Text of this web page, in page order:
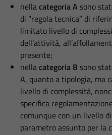
nellacategoria A sono
di “regola tecnica” di
limitato livello di
dell’attività,
presente;
nellacategoria B sono
A, quanto a tipologia, ma
livello di complessità,
specifica
comunque con un livello
parametro assunto per la